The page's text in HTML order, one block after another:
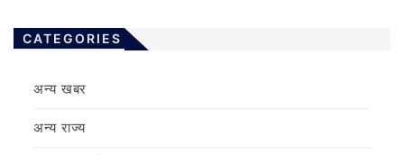
CATEGORIES
अन्य खबर
अन्य राज्य